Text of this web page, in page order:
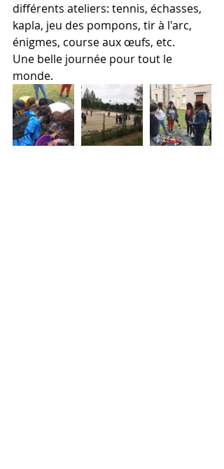
différents ateliers: tennis, échasses,
kapla, jeu des pompons, tir à l'arc,
énigmes, course aux œufs, etc.
Une belle journée pour tout le
monde.